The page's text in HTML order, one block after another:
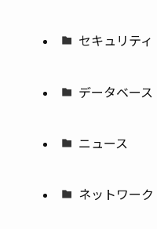
セキュリティ
データベース
ニュース
ネットワーク